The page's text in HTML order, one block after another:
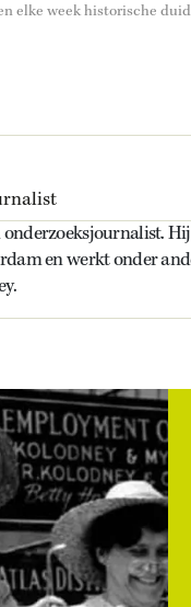
elke week historische
en werkt onder